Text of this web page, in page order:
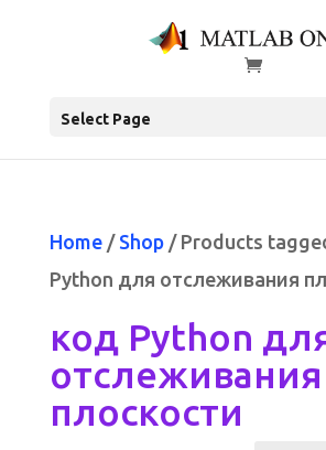
Select Page
Home/ Shop/ Products
Python для отслеживания
код Python
отслеживания
плоскости